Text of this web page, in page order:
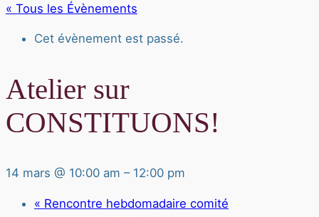
« Tous les Évènements
Cet évènement est passé.
Atelier sur
CONSTITUONS!
14 mars @ 10:00 am – 12:00 pm
« Rencontre hebdomadaire comité